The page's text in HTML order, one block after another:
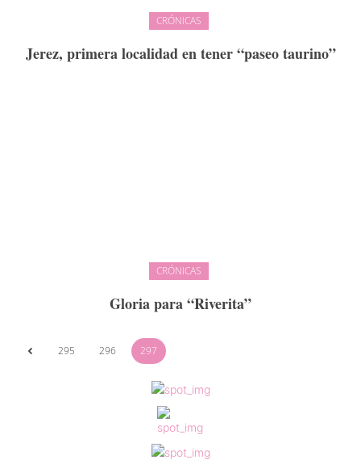
CRÓNICAS
Jerez, primera localidad en tener “paseo taurino”
CRÓNICAS
Gloria para “Riverita”
295 296 297